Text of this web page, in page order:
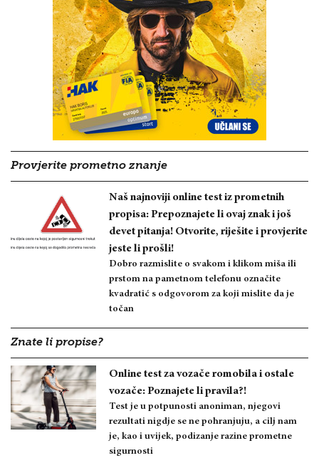
Provjerite prometno znanje
Naš najnoviji online test iz prometnih
propisa: Prepoznajete li ovaj znak i još
devet pitanja! Otvorite, riješite i provjerite
jeste li prošli!
Dobro razmislite o svakom i klikom miša ili
prstom na pametnom telefonu označite
kvadratić s odgovorom za koji mislite da je
točan
Znate li propise?
Online test za vozače romobila i ostale
vozače: Poznajete li pravila?!
Test je u potpunosti anoniman, njegovi
rezultati nigdje se ne pohranjuju, a cilj nam
je, kao i uvijek, podizanje razine prometne
sigurnosti